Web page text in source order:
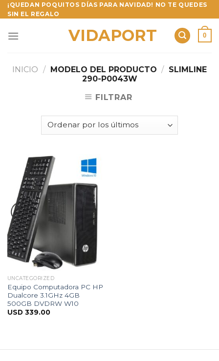
Skip
to
¡QUEDAN POQUITOS DÍAS PARA NAVIDAD! NO TE QUEDES
SIN EL REGALO
VIDAPORT 0
INICIO / MODELO DEL PRODUCTO / SLIMLINE
290-P0043W
FILTRAR
UNCATEGORIZED
Equipo Computadora PC HP
Dualcore 3.1GHz 4GB
500GB DVDRW W10
USD 339.00